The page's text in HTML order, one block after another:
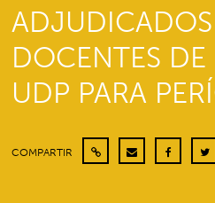
DOCENTES
UDP PARA
COMPARTIR